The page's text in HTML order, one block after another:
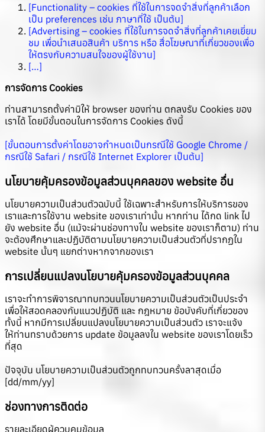
[Functionality – cookies ที่ใช้ในการจดจำสิ่งที่ลูกค้าเลือก
เป็น preferences เช่น ภาษาที่ใช้ เป็นต้น]
[Advertising – cookies ที่ใช้ในการจดจำสิ่งที่ลูกค้าเคยเยี่ยม
ชม เพื่อนำเสนอสินค้า บริการ หรือ สื่อโฆษณาที่เกี่ยวของเพื่อ
ให้ตรงกับความสนใจของผู้ใช้งาน]
[…]
การจัดการ Cookies
ท่านสามารถตั้งค่ามิให้ browser ของท่าน ตกลงรับ Cookies ของ
เราได้ โดยมีขั้นตอนในการจัดการ Cookies ดังนี้
[ขั้นตอนการตั้งค่าโดยอาจกำหนดเป็นกรณีใช้ Google Chrome /
กรณีใช้ Safari / กรณีใช้ Internet Explorer เป็นต้น]
นโยบายคุ้มครองข้อมูลส่วนบุคคลของ website อื่น
นโยบายความเป็นส่วนตัวฉบับนี้ ใช้เฉพาะสำหรับการให้บริการของ
เราและการใช้งาน website ของเราเท่านั้น หากท่าน ได้กด link ไป
ยัง website อื่น (แม้จะผ่านช่องทางใน website ของเราก็ตาม) ท่าน
จะต้องศึกษาและปฏิบัติตามนโยบายความเป็นส่วนตัวที่ปรากฏใน
website นั้นๆ แยกต่างหากจากของเรา
การเปลี่ยนแปลงนโยบายคุ้มครองข้อมูลส่วนบุคคล
เราจะทำการพิจารณาทบทวนนโยบายความเป็นส่วนตัวเป็นประจำ
เพื่อให้สอดคลองกับแนวปฏิบัติ และ กฎหมาย ข้อบังคับที่เกี่ยวของ
ทั้งนี้ หากมีการเปลี่ยนแปลงนโยบายความเป็นส่วนตัว เราจะแจ้ง
ให้ท่านทราบด้วยการ update ข้อมูลลงใน website ของเราโดยเร็ว
ที่สุด
ปัจจุบัน นโยบายความเป็นส่วนตัวถูกทบทวนครั้งลาสุดเมื่อ
[dd/mm/yy]
ช่องทางการติดต่อ
รายละเอียดผู้ควบคุมข้อมูล